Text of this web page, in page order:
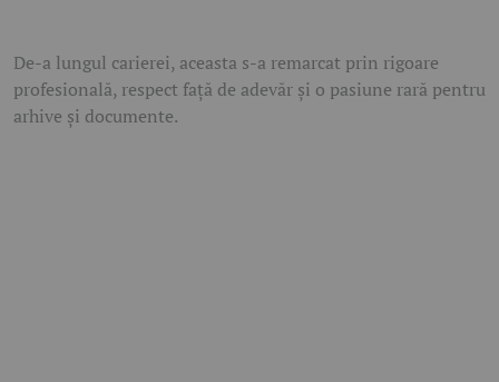
De-a lungul carierei, aceasta s-a remarcat prin rigoare
profesională, respect față de adevăr și o pasiune rară pentru
arhive și documente.